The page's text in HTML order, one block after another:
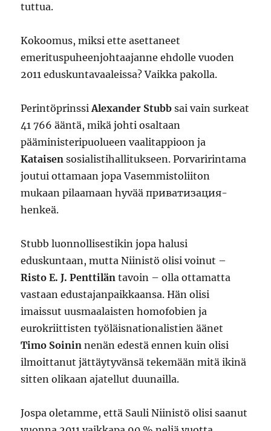
tuttua.
Kokoomus, miksi ette asettaneet
emerituspuheenjohtaajanne ehdolle vuoden
2011 eduskuntavaaleissa? Vaikka pakolla.
PerintöprinssiAlexander Stubb sai vain surkeat
41 766 ääntä, mikä johti osaltaan
pääministeripuolueen vaalitappioon ja
Kataisen sosialistihallitukseen. Porvaririntama
joutui ottamaan jopa Vasemmistoliiton
mukaan pilaamaan hyvää приватизация-
henkeä.
Stubb luonnollisestikin jopa halusi
eduskuntaan, mutta Niinistö olisi voinut –
Risto E. J. Penttilän tavoin – olla ottamatta
vastaan edustajanpaikkaansa. Hän olisi
imaissut uusmaalaisten homofobien ja
eurokriittisten työläisnationalistien äänet
Timo Soinin nenän edestä ennen kuin olisi
ilmoittanut jättäytyvänsä tekemään mitä ikinä
sitten olikaan ajatellut duunailla.
Jospa oletamme, että Sauli Niinistö olisi saanut